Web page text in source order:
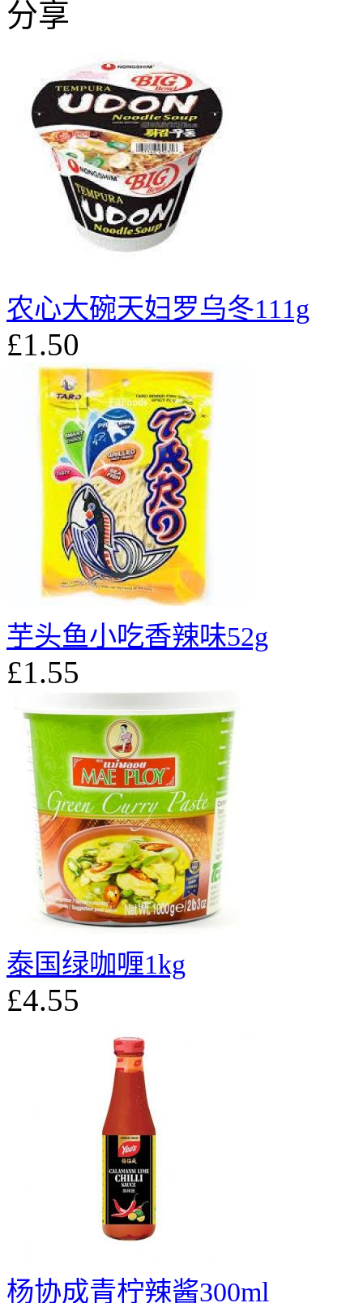
分享
农心大碗天妇罗乌冬111g
£1.50
芋头鱼小吃香辣味52g
£1.55
泰国绿咖喱1kg
£4.55
杨协成青柠辣酱300ml